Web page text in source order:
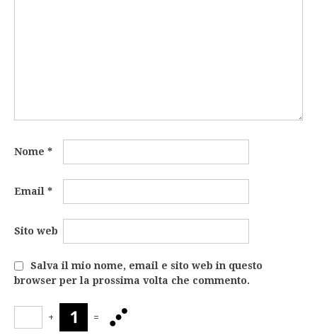
Nome *
Email *
Sito web
Salva il mio nome, email e sito web in questo
browser per la prossima volta che commento.
+ =